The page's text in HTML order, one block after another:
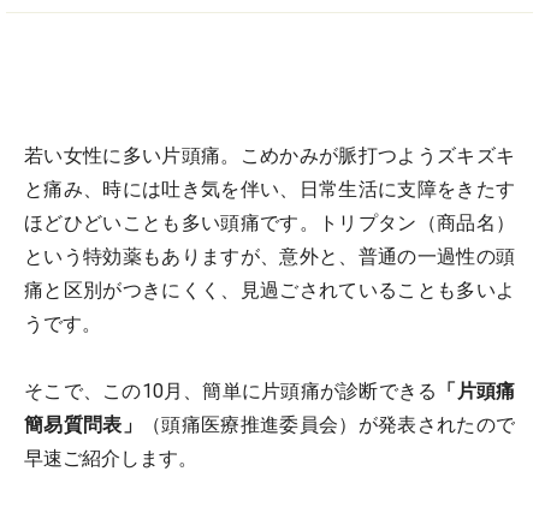
若い女性に多い片頭痛。こめかみが脈打つようズキズキ
と痛み、時には吐き気を伴い、日常生活に支障をきたす
ほどひどいことも多い頭痛です。トリプタン（商品名）
という特効薬もありますが、意外と、普通の一過性の頭
痛と区別がつきにくく、見過ごされていることも多いよ
うです。
そこで、この10月、簡単に片頭痛が診断できる 「片頭痛
簡易質問表」
（頭痛医療推進委員会）が発表されたので
早速ご紹介します。